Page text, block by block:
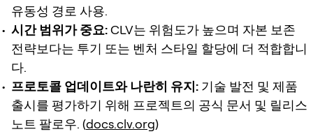
유동성 경로 사용.
시간 범위가 중요:CLV는 위험도가 높으며 자본 보존
전략보다는 투기 또는 벤처 스타일 할당에 더 적합합니
다.
프로토콜 업데이트와 나란히 유지: 기술 발전 및 제품
출시를 평가하기 위해 프로젝트의 공식 문서 및 릴리스
노트 팔로우. (docs.clv.org)